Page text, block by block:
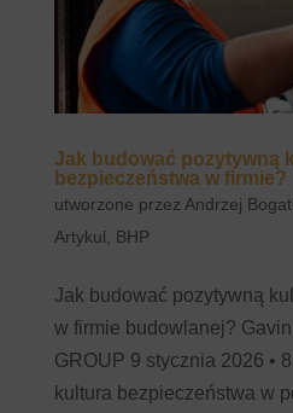
Jak budować pozytywną
bezpieczeństwa w firmie?
utworzone przez Andrzej
Artykul
BHP
Jak budować pozytywną
w firmie budowlanej?
GROUP 9 stycznia 2026 •
kultura bezpieczeństwa w